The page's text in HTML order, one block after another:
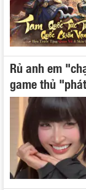
Rủ anh em
game thủ